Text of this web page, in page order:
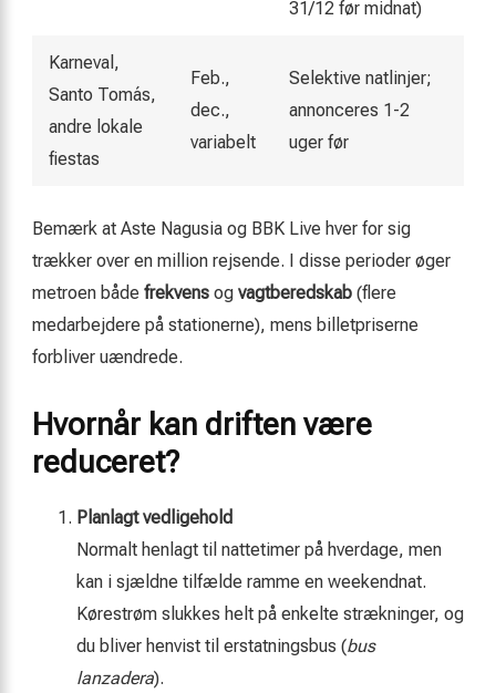
31/12 før midnat)
Karneval,
Santo Tomás,
andre lokale
fiestas
Feb.,
dec.,
variabelt
Selektive natlinjer;
annonceres 1-2
uger før
Bemærk at Aste Nagusia og BBK Live hver for sig
trækker over en million rejsende. I disse perioder øger
metroen både frekvens og vagtberedskab (flere
medarbejdere på stationerne), mens billetpriserne
forbliver uændrede.
Hvornår kan driften være
reduceret?
Planlagt vedligehold
Normalt henlagt til nattetimer på hverdage, men
kan i sjældne tilfælde ramme en weekendnat.
Kørestrøm slukkes helt på enkelte strækninger, og
du bliver henvist til erstatningsbus (bus
lanzadera).